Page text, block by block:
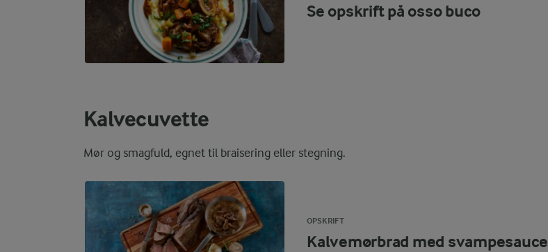
Se opskrift på osso buco
Kalvecuvette
Mør og smagfuld, egnet til braisering eller stegning.
OPSKRIFT
Kalvemørbrad med svampesauce